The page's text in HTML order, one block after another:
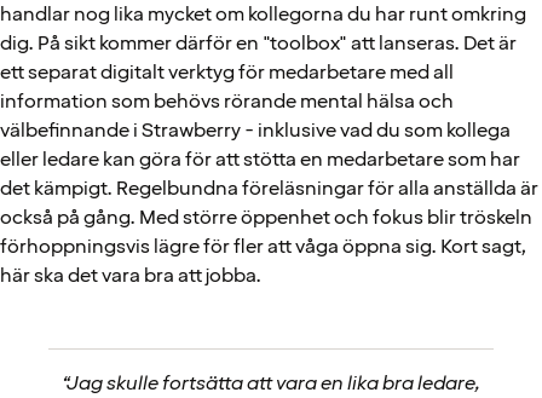
handlar nog lika mycket om kollegorna du har runt omkring
dig. På sikt kommer därför en "toolbox" att lanseras. Det är
ett separat digitalt verktyg för medarbetare med all
information som behövs rörande mental hälsa och
välbefinnande i Strawberry - inklusive vad du som kollega
eller ledare kan göra för att stötta en medarbetare som har
det kämpigt. Regelbundna föreläsningar för alla anställda är
också på gång. Med större öppenhet och fokus blir tröskeln
förhoppningsvis lägre för fler att våga öppna sig. Kort sagt,
här ska det vara bra att jobba.
“Jag skulle fortsätta att vara en lika bra ledare,